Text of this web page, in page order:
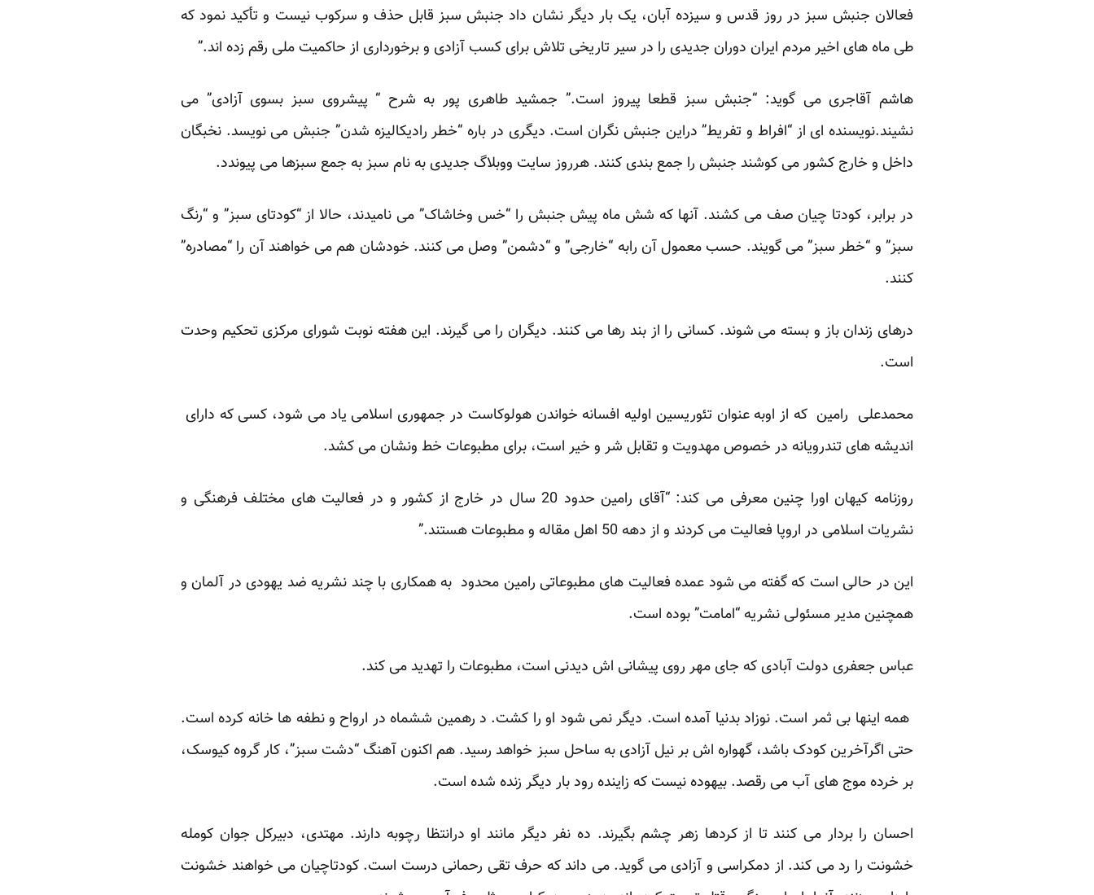
فعالان جنبش سبز در روز قدس و سیزده آبان، یک بار دیگر نشان داد جنبش سبز قابل حذف و سرکوب نیست و تأکید نمود که
طی ماه های اخیر مردم ایران دوران جدیدی را در سیر تاریخی تلاش برای کسب آزادی و برخورداری از حاکمیت ملی رقم زده اند.”
هاشم آقاجری می گوید: “جنبش سبز قطعا پیروز است.” جمشید طاهری پور به شرح “ پیشروی سبز بسوی آزادی” می
نشیند.نویسنده ای از “افراط و تفریط” دراین جنبش نگران است. دیگری در باره “خطر رادیکالیزه شدن” جنبش می نویسد. نخبگان
داخل و خارج کشور می کوشند جنبش را جمع بندی کنند. هرروز سایت ووبلاگ جدیدی به نام سبز به جمع سبزها می پیوندد.
در برابر، کودتا چیان صف می کشند. آنها که شش ماه پیش جنبش را “خس وخاشاک” می نامیدند، حالا از “کودتای سبز” و “رنگ
سبز” و “خطر سبز” می گویند. حسب معمول آن رابه “خارجی” و “دشمن” وصل می کنند. خودشان هم می خواهند آن را “مصادره”
کنند.
درهای زندان باز و بسته می شوند. کسانی را از بند رها می کنند. دیگران را می گیرند. این هفته نوبت شورای مرکزی تحکیم وحدت
است.
محمدعلی رامین که از اوبه عنوان تئوریسین اولیه افسانه خواندن هولوکاست در جمهوری اسلامی یاد می شود، کسی که دارای
اندیشه های تندرویانه در خصوص مهدویت و تقابل شر و خیر است، برای مطبوعات خط ونشان می کشد.
روزنامه کیهان اورا چنین معرفی می کند: “آقای رامین حدود 20 سال در خارج از کشور و در فعالیت های مختلف فرهنگی و
نشریات اسلامی در اروپا فعالیت می کردند و از دهه 50 اهل مقاله و مطبوعات هستند.”
این در حالی است که گفته می شود عمده فعالیت های مطبوعاتی رامین محدود به همکاری با چند نشریه ضد یهودی در آلمان و
همچنین مدیر مسئولی نشریه “امامت” بوده است.
عباس جعفری دولت آبادی که جای مهر روی پیشانی اش دیدنی است، مطبوعات را تهدید می کند.
همه اینها بی ثمر است. نوزاد بدنیا آمده است. دیگر نمی شود او را کشت. د رهمین ششماه در ارواح و نطفه ها خانه کرده است.
حتی اگرآخرین کودک باشد، گهواره اش بر نیل آزادی به ساحل سبز خواهد رسید. هم اکنون آهنگ “دشت سبز”، کار گروه کیوسک،
بر خرده موج های آب می رقصد. بیهوده نیست که زاینده رود بار دیگر زنده شده است.
احسان را بردار می کنند تا از کردها زهر چشم بگیرند. ده نفر دیگر مانند او درانتظا رچوبه دارند. مهتدی، دبیرکل جوان کومله
خشونت را رد می کند. از دمکراسی و آزادی می گوید. می داند که حرف تقی رحمانی درست است. کودتاچیان می خواهند خشونت